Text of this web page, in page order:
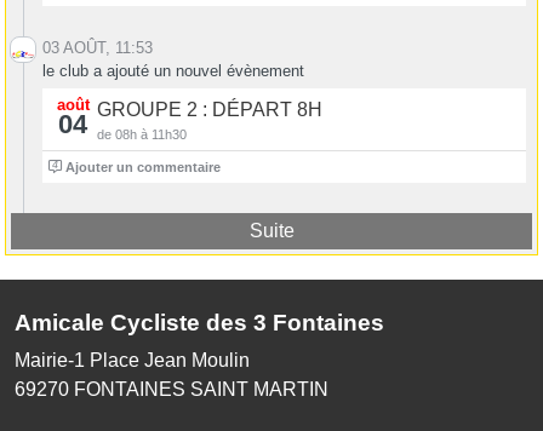
03 AOÛT, 11:53
le club a ajouté un nouvel évènement
août
04 GROUPE 2 : DÉPART 8H
de 08h à 11h30
4 Ajouter un commentaire
Suite
Amicale Cycliste des 3 Fontaines
Mairie-1 Place Jean Moulin
69270 FONTAINES SAINT MARTIN